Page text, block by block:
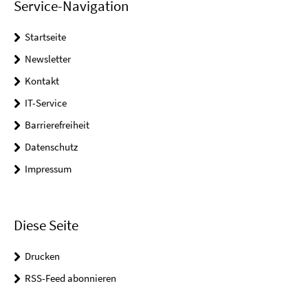
Service-Navigation
Startseite
Newsletter
Kontakt
IT-Service
Barrierefreiheit
Datenschutz
Impressum
Diese Seite
Drucken
RSS-Feed abonnieren